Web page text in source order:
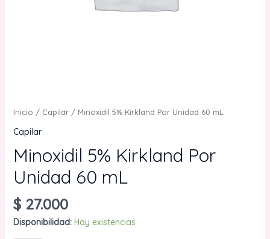
Inicio / Capilar/ Minoxidil 5% Kirkland Por Unidad 60 mL
Capilar
Minoxidil 5% Kirkland Por
Unidad 60 mL
$27.000
Disponibilidad: Hay existencias